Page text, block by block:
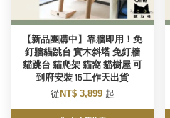
【新品團購中】靠牆即用！免
釘牆貓跳台 實木斜塔 免釘牆
貓跳台 貓爬架 貓窩 貓樹屋 可
到府安裝 15工作天出貨
從 NT$ 3,899 起